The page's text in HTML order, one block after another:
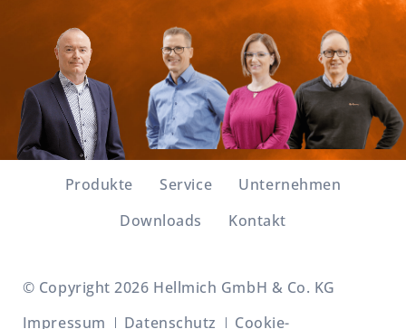
Navigation
Produkte Service
Unternehmen
Downloads
Kontakt
© Copyright 2026 Hellmich GmbH & Co. KG
Navigation
Impressum Datenschutz Cookie-